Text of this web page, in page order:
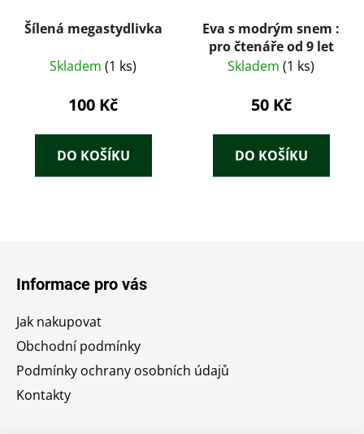
Šílená megastydlivka
Skladem (1 ks)
100 Kč
DO KOŠÍKU
Eva s modrým snem :
pro čtenáře od 9 let
Skladem (1 ks)
50 Kč
DO KOŠÍKU
Informace pro vás
Jak nakupovat
Obchodní podmínky
Podmínky ochrany osobních údajů
Kontakty